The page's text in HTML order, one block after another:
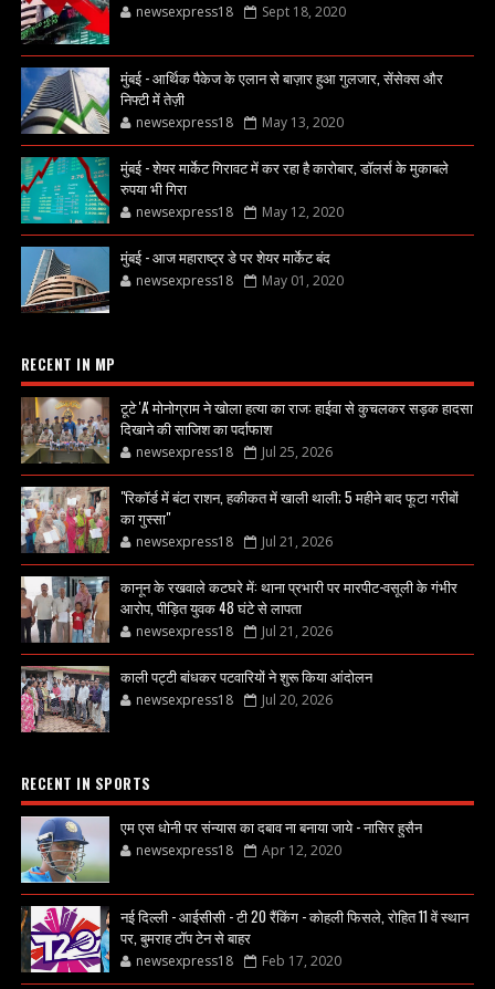
newsexpress18 Sept 18, 2020
मुंबई - आर्थिक पैकेज के एलान से बाज़ार हुआ गुलजार, सेंसेक्स और
निफ्टी में तेज़ी
newsexpress18 May 13, 2020
मुंबई - शेयर मार्केट गिरावट में कर रहा है कारोबार, डॉलर्स के मुकाबले
रुपया भी गिरा
newsexpress18 May 12, 2020
मुंबई - आज महाराष्ट्र डे पर शेयर मार्केट बंद
newsexpress18 May 01, 2020
RECENT IN MP
टूटे 'A' मोनोग्राम ने खोला हत्या का राज: हाईवा से कुचलकर सड़क हादसा
दिखाने की साजिश का पर्दाफाश
newsexpress18 Jul 25, 2026
"रिकॉर्ड में बंटा राशन, हकीकत में खाली थाली; 5 महीने बाद फूटा गरीबों
का गुस्सा"
newsexpress18 Jul 21, 2026
कानून के रखवाले कटघरे में: थाना प्रभारी पर मारपीट-वसूली के गंभीर
आरोप, पीड़ित युवक 48 घंटे से लापता
newsexpress18 Jul 21, 2026
काली पट्टी बांधकर पटवारियों ने शुरू किया आंदोलन
newsexpress18 Jul 20, 2026
RECENT IN SPORTS
एम एस धोनी पर संन्यास का दबाव ना बनाया जाये - नासिर हुसैन
newsexpress18 Apr 12, 2020
नई दिल्ली - आईसीसी - टी 20 रैंकिंग - कोहली फिसले, रोहित 11 वें स्थान
पर, बुमराह टॉप टेन से बाहर
newsexpress18 Feb 17, 2020